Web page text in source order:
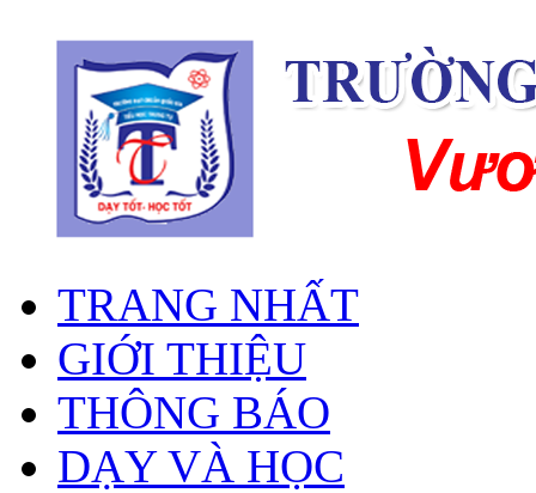
TRANG NHẤT
GIỚI THIỆU
THÔNG BÁO
DẠY VÀ HỌC